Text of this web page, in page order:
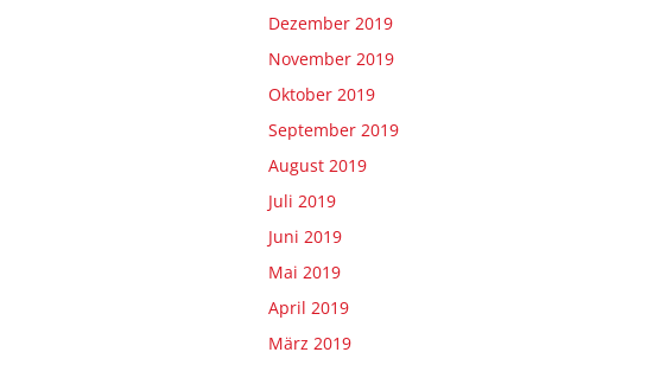
Dezember 2019
November 2019
Oktober 2019
September 2019
August 2019
Juli 2019
Juni 2019
Mai 2019
April 2019
März 2019